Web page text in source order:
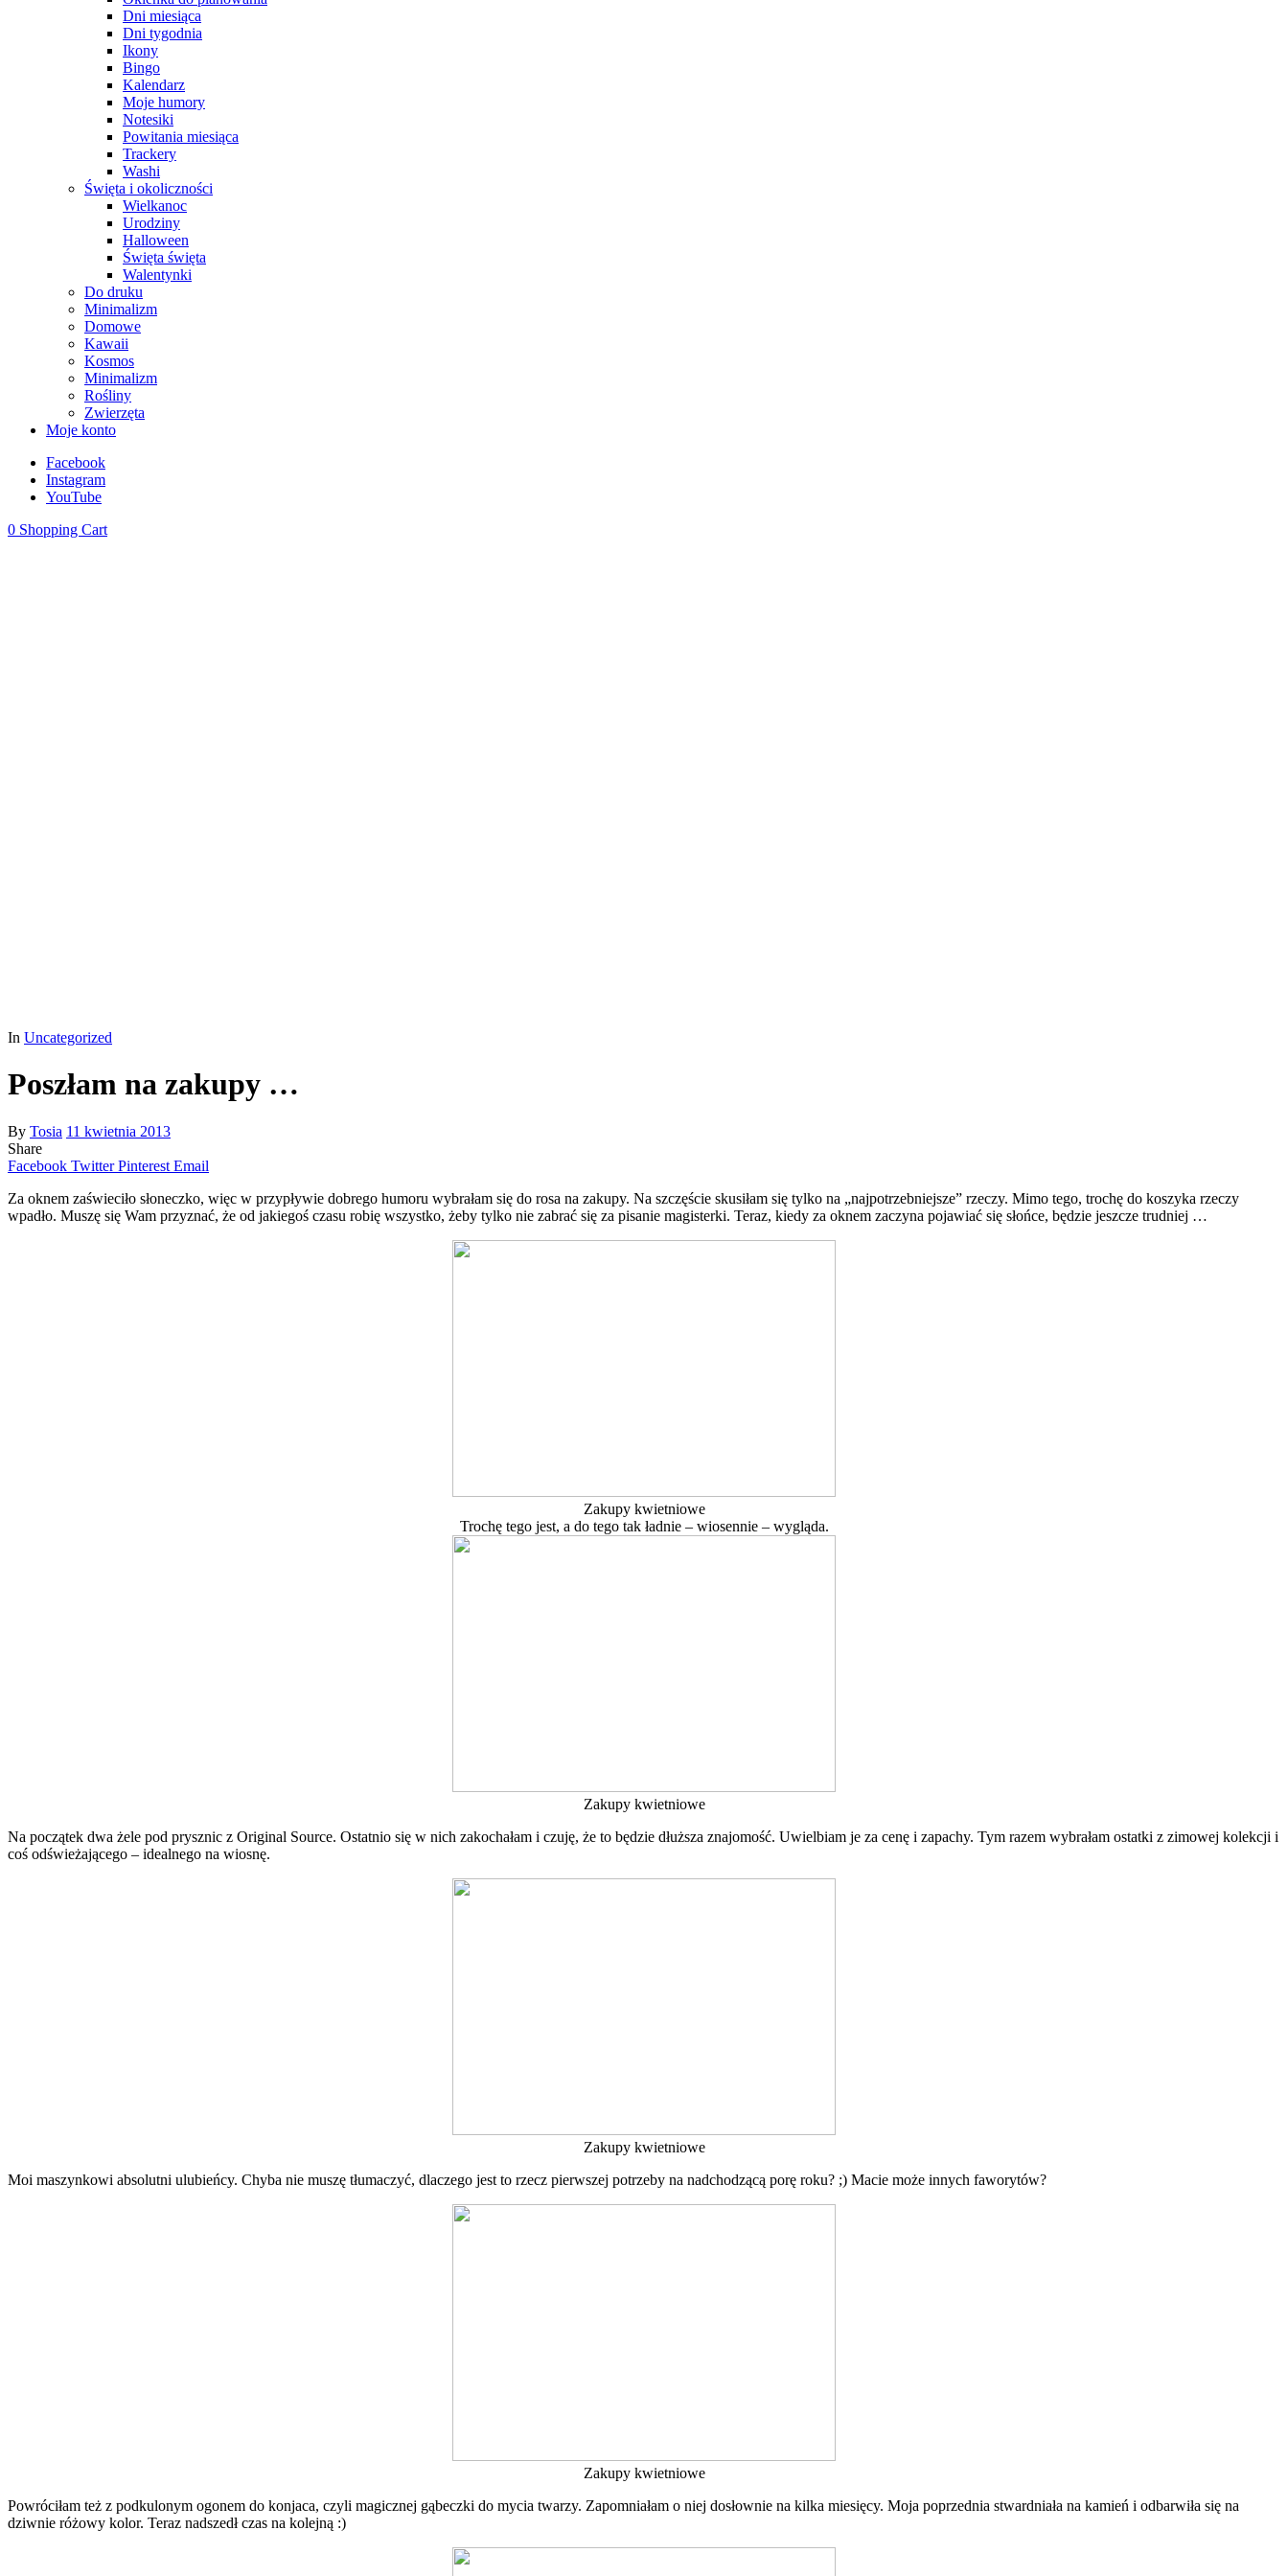
Dni miesiąca
Dni tygodnia
Ikony
Bingo
Kalendarz
Moje humory
Notesiki
Powitania miesiąca
Trackery
Washi
Święta i okoliczności
Wielkanoc
Urodziny
Halloween
Święta święta
Walentynki
Do druku
Minimalizm
Domowe
Kawaii
Kosmos
Minimalizm
Rośliny
Zwierzęta
Moje konto
Facebook
Instagram
YouTube
0 Shopping Cart
In Uncategorized
Poszłam na zakupy …
By Tosia 11 kwietnia 2013
Share
Facebook Twitter Pinterest Email
Za oknem zaświeciło słoneczko, więc w przypływie dobrego humoru wybrałam się do rosa na zakupy. Na szczęście skusiłam się tylko na „najpotrzebniejsze” rzeczy. Mimo tego, trochę do koszyka rzeczy
wpadło. Muszę się Wam przyznać, że od jakiegoś czasu robię wszystko, żeby tylko nie zabrać się za pisanie magisterki. Teraz, kiedy za oknem zaczyna pojawiać się słońce, będzie jeszcze trudniej …
Zakupy kwietniowe
Trochę tego jest, a do tego tak ładnie – wiosennie – wygląda.
Zakupy kwietniowe
Na początek dwa żele pod prysznic z Original Source. Ostatnio się w nich zakochałam i czuję, że to będzie dłuższa znajomość. Uwielbiam je za cenę i zapachy. Tym razem wybrałam ostatki z zimowej kolekcji i
coś odświeżającego – idealnego na wiosnę.
Zakupy kwietniowe
Moi maszynkowi absolutni ulubieńcy. Chyba nie muszę tłumaczyć, dlaczego jest to rzecz pierwszej potrzeby na nadchodzącą porę roku? ;) Macie może innych faworytów?
Zakupy kwietniowe
Powróciłam też z podkulonym ogonem do konjaca, czyli magicznej gąbeczki do mycia twarzy. Zapomniałam o niej dosłownie na kilka miesięcy. Moja poprzednia stwardniała na kamień i odbarwiła się na
dziwnie różowy kolor. Teraz nadszedł czas na kolejną :)